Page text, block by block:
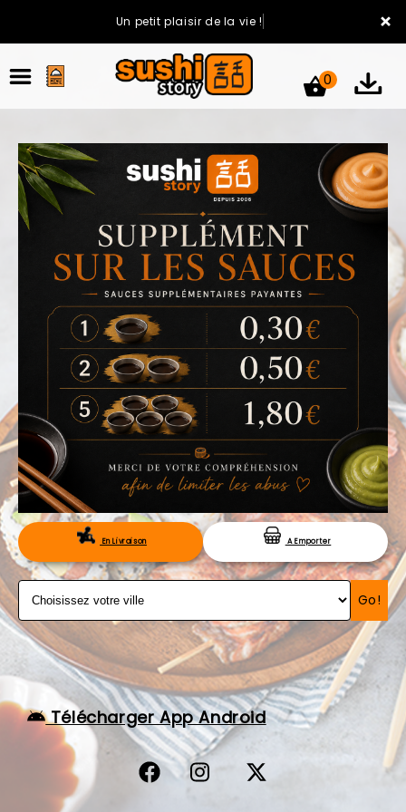
×
Un petit plaisir de la vie !
ACCUEIL
LA CARTE
VOTRE COMPTE
NOTRE RESTAURANT
VOS AVIS
MENTIONS LÉGALES
C.G.V
RÉSERVATION
0
En Livraison A Emporter
Go!
Télécharger App Android